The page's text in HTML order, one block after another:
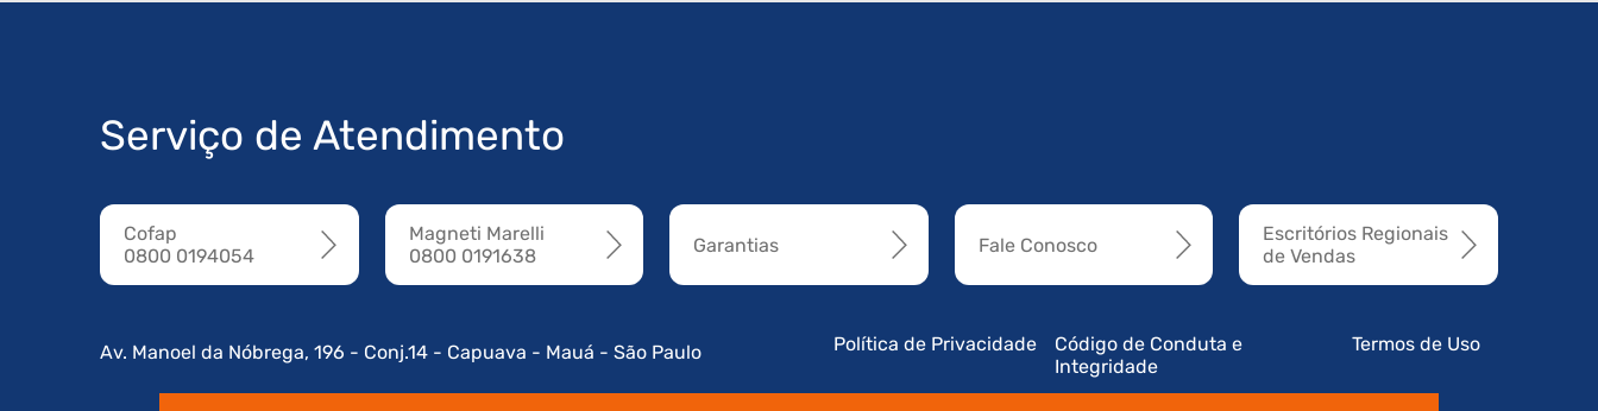
Serviço de Atendimento
Cofap
0800 0194054
Magneti Marelli
0800 0191638
Garantias Fale Conosco
Escritórios Regionais
de Vendas
Av. Manoel da Nóbrega, 196 - Conj.14 - Capuava - Mauá - São Paulo Termos de Uso
Código de Conduta e
Integridade
Política de Privacidade